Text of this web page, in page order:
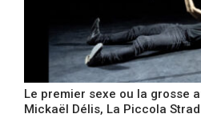
Le premier sexe ou la grosse
Mickaël Délis, La Piccola